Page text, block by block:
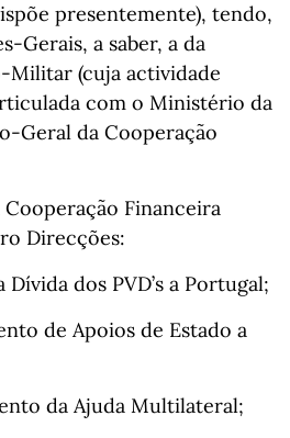
presentemente), tendo,
Gerais, a saber, a da
(cuja actividade
com o Ministério da
Geral da Cooperação
Financeira
Direcções:
dos PVD’s a Portugal;
de Apoios de Estado a
da Ajuda Multilateral;